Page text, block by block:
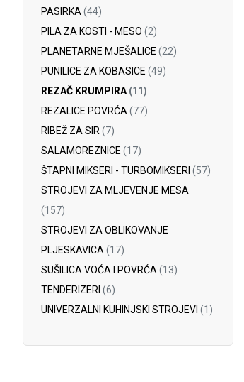
PASIRKA (44)
PILA ZA KOSTI - MESO (2)
PLANETARNE MJEŠALICE (22)
PUNILICE ZA KOBASICE (49)
REZAČ KRUMPIRA (11)
REZALICE POVRĆA (77)
RIBEŽ ZA SIR (7)
SALAMOREZNICE (17)
ŠTAPNI MIKSERI - TURBOMIKSERI (57)
STROJEVI ZA MLJEVENJE MESA
(157)
STROJEVI ZA OBLIKOVANJE
PLJESKAVICA (17)
SUŠILICA VOĆA I POVRĆA (13)
TENDERIZERI (6)
UNIVERZALNI KUHINJSKI STROJEVI (1)